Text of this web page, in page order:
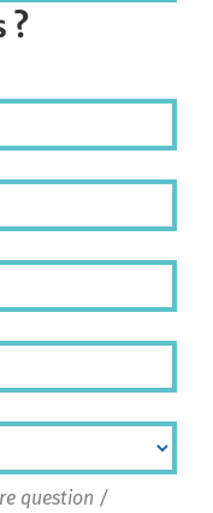
?
question /